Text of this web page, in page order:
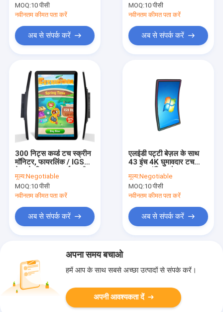
MOQ:10 पीसी
नवीनतम कीमत पता करें
अब से संपर्क करें
MOQ:10 पीसी
नवीनतम कीमत पता करें
अब से संपर्क करें
300 निट्स कर्व्ड टच स्क्रीन
मॉनिटर, फायरलिंक / IGS
मूल्य:Negotiable
MOQ:10 पीसी
नवीनतम कीमत पता करें
अब से संपर्क करें
एलईडी पट्टी बेज़ल के साथ
43 इंच 4K घुमावदार टच
मूल्य:Negotiable
MOQ:10 पीसी
नवीनतम कीमत पता करें
अब से संपर्क करें
अपना समय बचाओ
हमें आप के साथ सबसे अच्छा उत्पादों से संपर्क करें।
अपनी आवश्यकता दें